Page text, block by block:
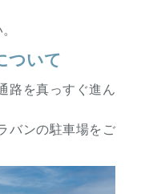
ついて
路を真っすぐ進ん
バンの駐車場をご